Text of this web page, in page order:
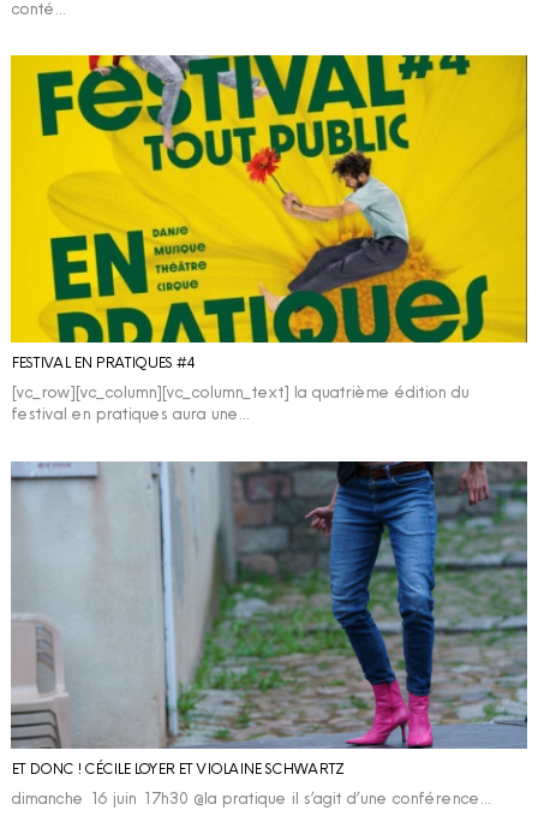
conté…
FESTIVAL EN PRATIQUES #4
[vc_row][vc_column][vc_column_text] la quatrième édition du
festival en pratiques aura une…
ET DONC ! CÉCILE LOYER ET VIOLAINE SCHWARTZ
dimanche 16 juin 17h30 @la pratique il s’agit d’une conférence…